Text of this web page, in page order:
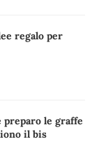
regalo per
preparo le graffe
il bis